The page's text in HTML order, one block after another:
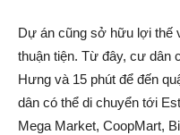
Dự án cũng sở hữu lợi thế
thuận tiện. Từ đây, cư dân
Hưng và 15 phút để đến
dân có thể di chuyển tới
Mega Market, CoopMart,